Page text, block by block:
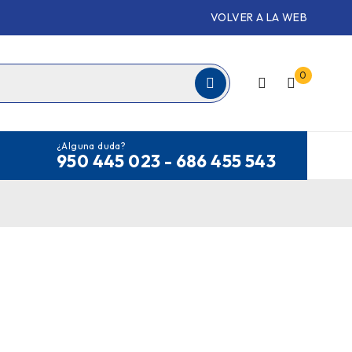
VOLVER A LA WEB
0
¿Alguna duda?
950 445 023 - 686 455 543